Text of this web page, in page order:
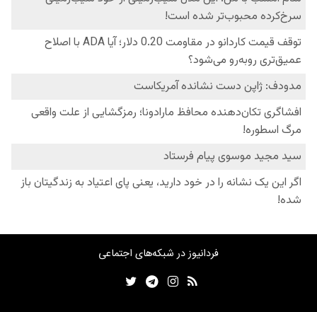
فردانیوز در شبکه‌های اجتماعی